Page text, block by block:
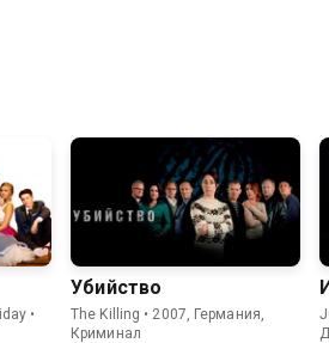
•
Убийство
The Killing • 2007, Германия,
Криминал